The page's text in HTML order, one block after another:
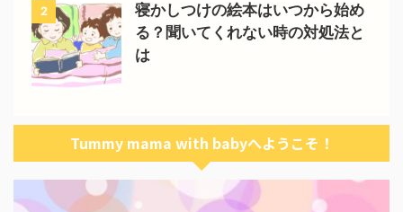
2
寝かしつけの絵本はいつから始め
る？聞いてくれない時の対処法と
は
Tummy mama with babyへようこそ！